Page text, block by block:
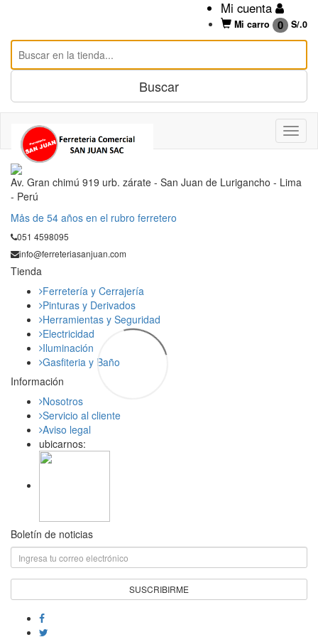
Mi cuenta
Mi carro 0 S/.0
Av. Gran chimú 919 urb. zárate - San Juan de Lurigancho - Lima
- Perú
Mås de 54 años en el rubro ferretero
051 4598095
info@ferreteriasanjuan.com
Tienda
Ferretería y Cerrajería
Pinturas y Derivados
Herramientas y Seguridad
Electricidad
Iluminación
Gasfiteria y Baño
Información
Nosotros
Servicio al cliente
Aviso legal
ubicarnos:
Boletín de noticias